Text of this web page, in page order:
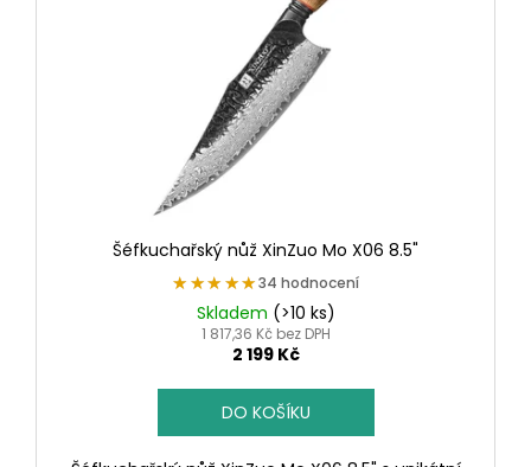
Šéfkuchařský nůž XinZuo Mo X06 8.5"
★★★★★
★★★★★34 hodnocení
Skladem (>10 ks)
1 817,36 Kč bez DPH
2 199 Kč
DO KOŠÍKU